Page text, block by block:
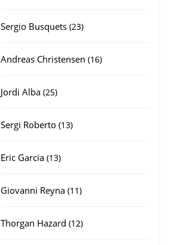
Sergio Busquets 2323
Andreas Christensen 1616
Jordi Alba 2525
Sergi Roberto 1313
Eric Garcia 1313
Giovanni Reyna 1111
Thorgan Hazard 1212